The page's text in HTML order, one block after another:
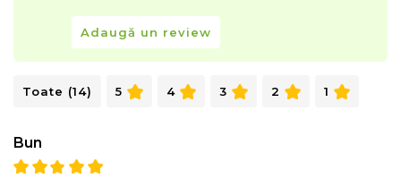
Adaugă un review
Toate (14) 5 4 3 2 1
Bun